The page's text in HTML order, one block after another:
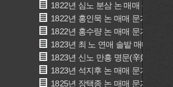
1822년 심노 분삼 논 매매 문기(沈
1822년 홍인묵 논 매매 문기(洪仁默
1822년 홍수량 논 매매 문기(洪守良
1823년 최 노 연애 솔밭 매매 문기(
1823년 신노 만흥 명문(辛奴 萬興 明
1823년 석지후 논 매매 문기(昔志厚
1825년 장택종 논 매매 문기(張宅宗